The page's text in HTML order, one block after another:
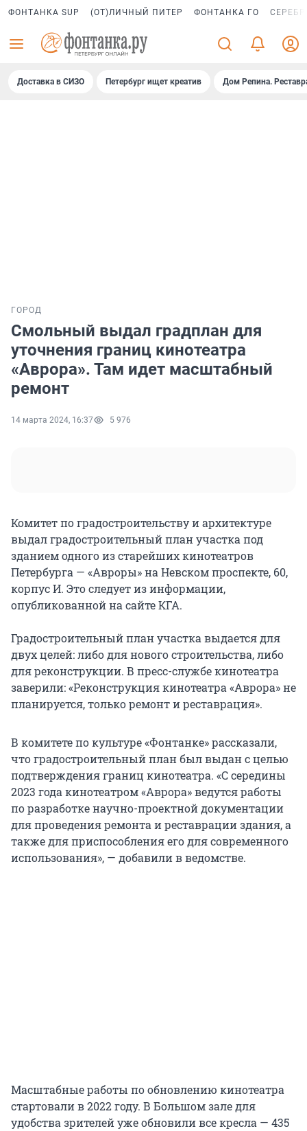
ФОНТАНКА SUP (ОТ)ЛИЧНЫЙ ПИТЕР ФОНТАНКА ГО
Доставка в СИЗО Петербург ищет креатив Дом Репина.
ГОРОД
Смольный выдал градплан для
уточнения границ кинотеатра
«Аврора». Там идет масштабный
ремонт
14 марта 2024, 16:37 5 976
Комитет по градостроительству и архитектуре
выдал градостроительный план участка под
зданием одного из старейших кинотеатров
Петербурга — «Авроры» на Невском проспекте, 60,
корпус И. Это следует из информации,
опубликованной на сайте КГА.
Градостроительный план участка выдается для
двух целей: либо для нового строительства, либо
для реконструкции. В пресс-службе кинотеатра
заверили: «Реконструкция кинотеатра «Аврора» не
планируется, только ремонт и реставрация».
В комитете по культуре «Фонтанке» рассказали,
что градостроительный план был выдан с целью
подтверждения границ кинотеатра. «С середины
2023 года кинотеатром «Аврора» ведутся работы
по разработке научно-проектной документации
для проведения ремонта и реставрации здания, а
также для приспособления его для современного
использования», — добавили в ведомстве.
Масштабные работы по обновлению кинотеатра
стартовали в 2022 году. В Большом зале для
удобства зрителей уже обновили все кресла — 435